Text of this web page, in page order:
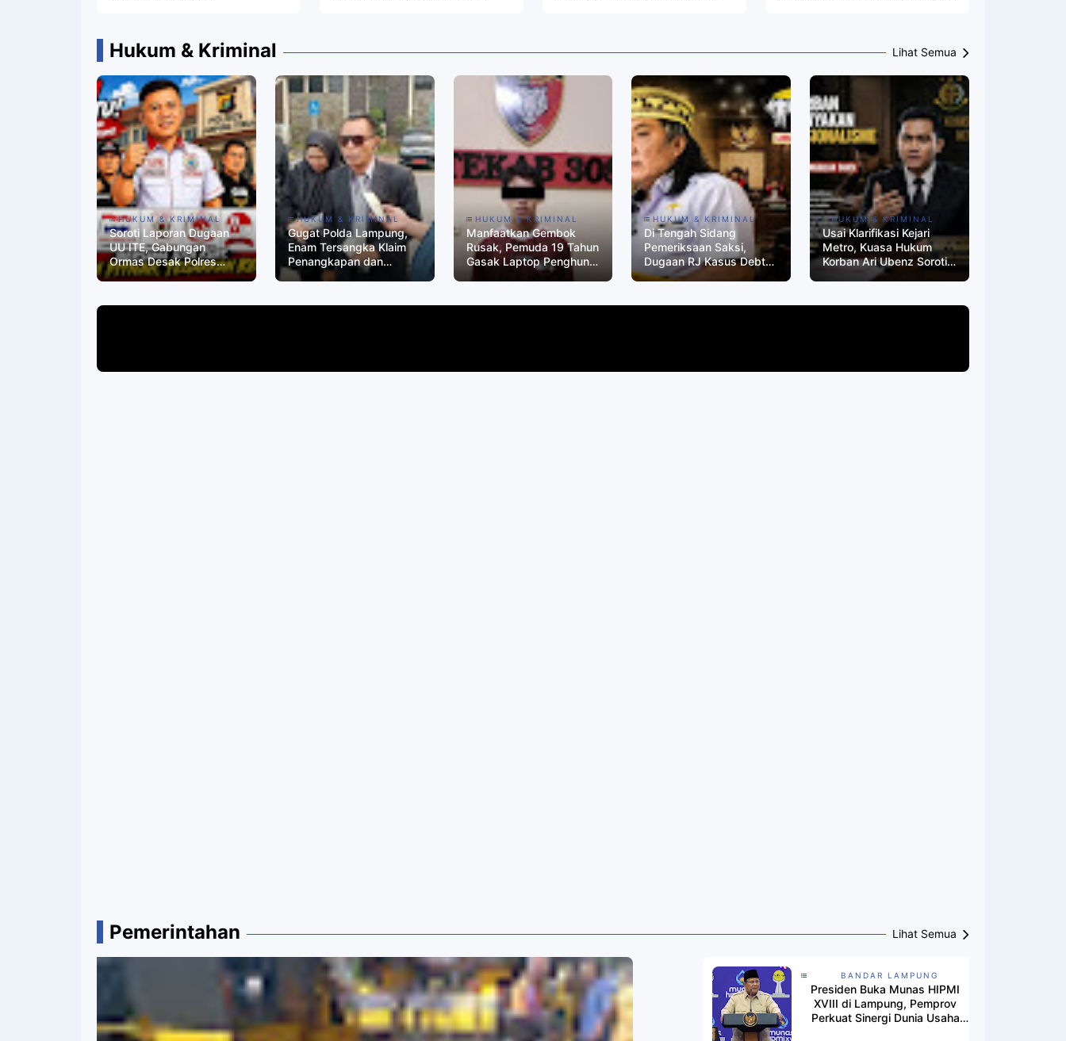
Hukum & Kriminal Lihat Semua
HUKUM & KRIMINAL
Soroti Laporan Dugaan
UU ITE, Gabungan
Ormas Desak Polres
Lampung Tengah
HUKUM & KRIMINAL
Gugat Polda Lampung,
Enam Tersangka Klaim
Penangkapan dan
Penahanan Tak Sesuai
HUKUM & KRIMINAL
Manfaatkan Gembok
Rusak, Pemuda 19 Tahun
Gasak Laptop Penghuni
Kos di Metro
HUKUM & KRIMINAL
Di Tengah Sidang
Pemeriksaan Saksi,
Dugaan RJ Kasus Debt
Collector di Metro Picu
Indonesia
HUKUM & KRIMINAL
Usai Klarifikasi Kejari
Metro, Kuasa Hukum
Korban Ari Ubenz Soroti
Mekanisme Pemanggilan
dengan Pendamping
Pemerintahan Lihat Semua
BANDAR LAMPUNG
Presiden Buka Munas HIPMI
XVIII di Lampung, Pemprov
Perkuat Sinergi Dunia Usaha